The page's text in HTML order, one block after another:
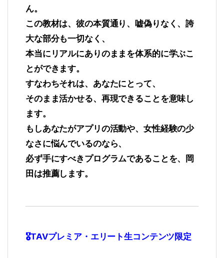
ん。
この教材は、彼の本質通り、嘘偽りなく、誇
大な部分も一切なく、
本当にリアルにありのままを体系的に学ぶこ
とができます。
すなわちそれは、あなたにとって、
そのまま活かせる、再現できることを意味し
ます。
もしあなたがアプリの活動や、女性経験の少
なさに悩んでいるのなら、
必ず手にすべきプログラムであることを、岡
田は推薦します。
🎖TAVプレミア・エリート生コンテンツ限定